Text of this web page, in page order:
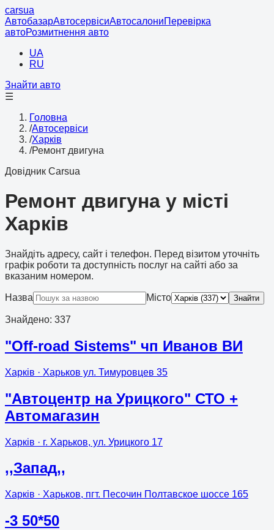
carsua
АвтобазарАвтосервісиАвтосалониПеревірка
автоРозмитнення авто
UA
RU
Знайти авто
☰
Головна
/Автосервіси
/Харків
/Ремонт двигуна
Довідник Carsua
Ремонт двигуна у місті
Харків
Знайдіть адресу, сайт і телефон. Перед візитом уточніть
графік роботи та доступність послуг на сайті або за
вказаним номером.
Назва Місто Знайти
Знайдено: 337
"Off-road Sistems" чп Иванов ВИ
Харків · Харьков ул. Тимуровцев 35
"Автоцентр на Урицкого" СТО +
Автомагазин
Харків · г. Харьков, ул. Урицкого 17
,,Запад,,
Харків · Харьков, пгт. Песочин Полтавское шоссе 165
-3 50*50